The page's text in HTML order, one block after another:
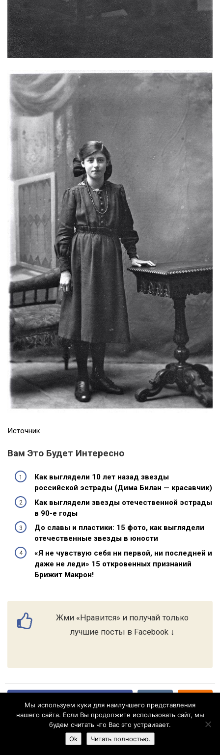
Источник
Вам Это Будет Интересно
Как выглядели 10 лет назад звезды
российской эстрады (Дима Билан — красавчик)
Как выглядели звезды отечественной эстрады
в 90-е годы
До славы и пластики: 15 фото, как выглядели
отечественные звезды в юности
«Я не чувствую себя ни первой, ни последней и
даже не леди» 15 откровенных признаний
Брижит Макрон!
Жми «Нравится» и получай только
лучшие посты в Facebook ↓
Поделиться на Facebook
Мы используем куки для наилучшего представления
нашего сайта. Если Вы продолжите использовать сайт, мы
будем считать что Вас это устраивает.
Ok
Читать полностью.